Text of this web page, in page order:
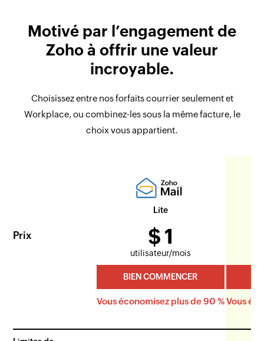
Motivé par l’engagement de
Zoho à offrir une valeur
incroyable.
Choisissez entre nos forfaits courrier seulement et
Workplace, ou combinez-les sous la même facture, le
choix vous appartient.
Prix
Lite
$ 1
utilisateur/mois
BIEN COMMENCER
Vous économisez plus de 90 % Vous